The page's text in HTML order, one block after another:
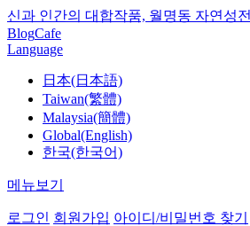
신과 인간의 대합작품, 월명동 자연성전
BlogCafe
Language
日本(日本語)
Taiwan(繁體)
Malaysia(簡體)
Global(English)
한국(한국어)
메뉴보기
로그인 회원가입 아이디/비밀번호 찾기